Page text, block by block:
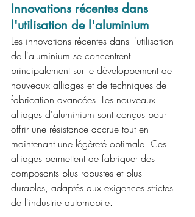
Innovations récentes dans
l'utilisation de l'aluminium
Les innovations récentes dans l'utilisation
de l'aluminium se concentrent
principalement sur le développement de
nouveaux alliages et de techniques de
fabrication avancées. Les nouveaux
alliages d'aluminium sont conçus pour
offrir une résistance accrue tout en
maintenant une légèreté optimale. Ces
alliages permettent de fabriquer des
composants plus robustes et plus
durables, adaptés aux exigences strictes
de l'industrie automobile.